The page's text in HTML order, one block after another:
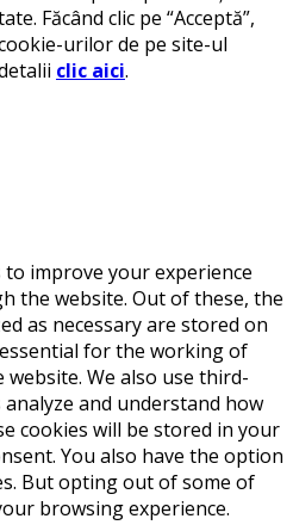
Făcând clic pe “Acceptă”,
urilor de pe site-ul
clic aici.
improve your experience
the website. Out of these, the
as necessary are stored on
for the working of
We also use third-
and understand how
cookies will be stored in your
You also have the option
But opting out of some of
browsing experience.